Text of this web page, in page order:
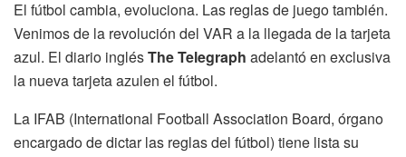
El fútbol cambia, evoluciona. Las reglas de juego también.
Venimos de la revolución del VAR a la llegada de la tarjeta
azul. El diario inglésThe Telegraph adelantó en exclusiva
la nueva tarjeta azulen el fútbol.
La IFAB (International Football Association Board, órgano
encargado de dictar las reglas del fútbol) tiene lista su